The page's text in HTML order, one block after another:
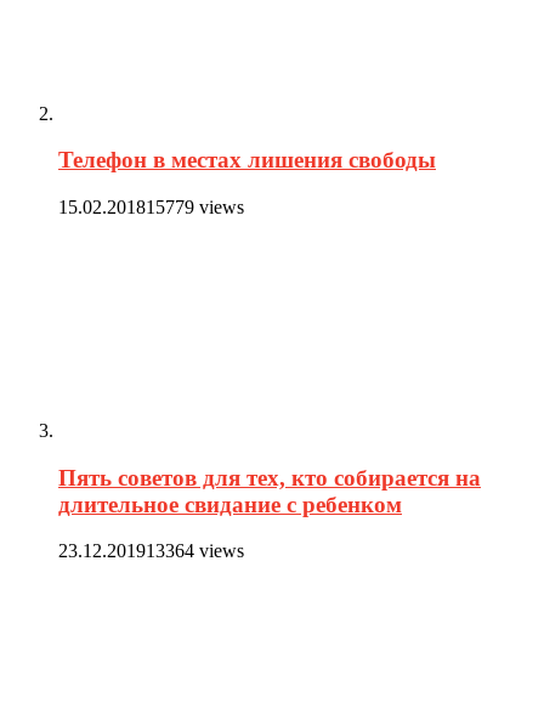
Телефон в местах лишения свободы
15.02.201815779 views
Пять советов для тех, кто собирается на
длительное свидание с ребенком
23.12.201913364 views